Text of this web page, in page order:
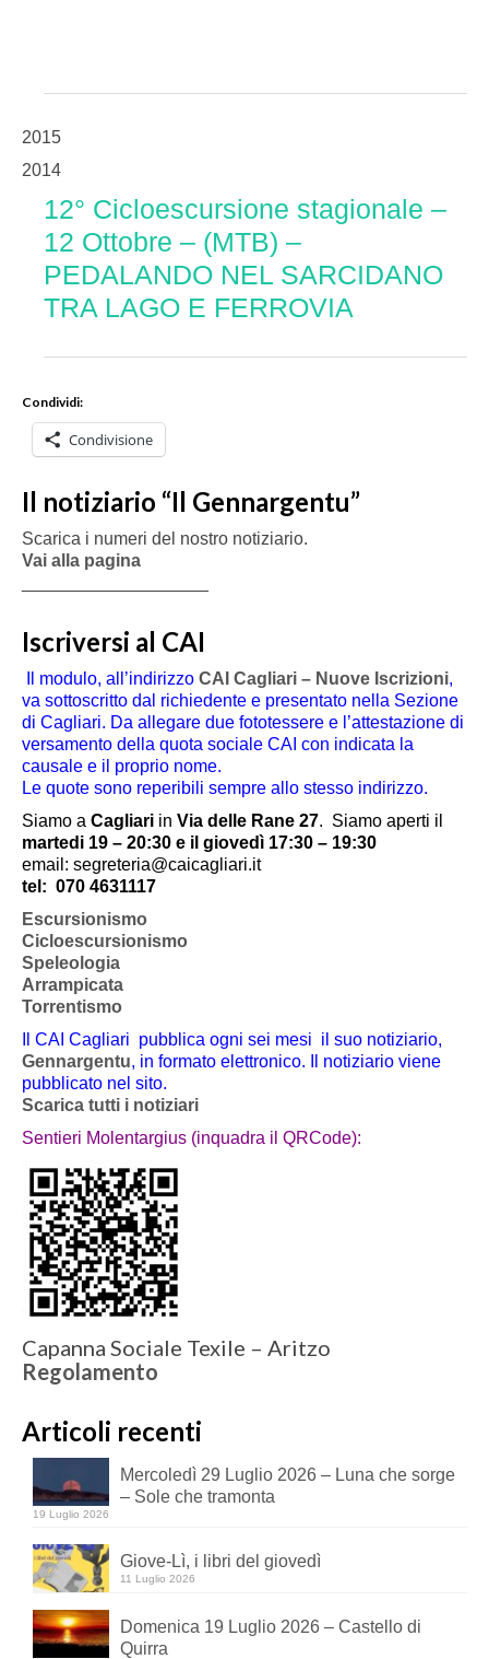
2015
2014
12° Cicloescursione stagionale –
12 Ottobre – (MTB) –
PEDALANDO NEL SARCIDANO
TRA LAGO E FERROVIA
Condividi:
Condivisione
Il notiziario “Il Gennargentu”
Scarica i numeri del nostro notiziario.
Vai alla pagina
Iscriversi al CAI
Il modulo, all’indirizzo CAI Cagliari – Nuove Iscrizioni,
va sottoscritto dal richiedente e presentato nella Sezione
di Cagliari. Da allegare due fototessere e l’attestazione di
versamento della quota sociale CAI con indicata la
causale e il proprio nome.
Le quote sono reperibili sempre allo stesso indirizzo.
Siamo a Cagliari in Via delle Rane 27. Siamo aperti il
martedi 19 – 20:30 e il giovedì 17:30 – 19:30
email: segreteria@caicagliari.it
tel: 070 4631117
Escursionismo
Cicloescursionismo
Speleologia
Arrampicata
Torrentismo
Il CAI Cagliari pubblica ogni sei mesi il suo notiziario,
Gennargentu, in formato elettronico. Il notiziario viene
pubblicato nel sito.
Scarica tutti i notiziari
Sentieri Molentargius (inquadra il QRCode):
Capanna Sociale Texile – Aritzo
Regolamento
Articoli recenti
Mercoledì 29 Luglio 2026 – Luna che sorge
– Sole che tramonta
19 Luglio 2026
Giove-Lì, i libri del giovedì
11 Luglio 2026
Domenica 19 Luglio 2026 – Castello di
Quirra